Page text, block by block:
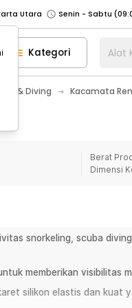
Utara
Jakarta Barat
Senin - Jumat
Bekasi
Senin - Jumat (08:00
Senin - Jumat
Senin - Sabtu
Barat
Senin - Sabtu
Jakarta Barat
Senin -
Kategori Alat
& Diving Kacamata
Berat
Dimensi
snorkeling, scuba
memberikan visibilitas
silikon elastis dan kuat